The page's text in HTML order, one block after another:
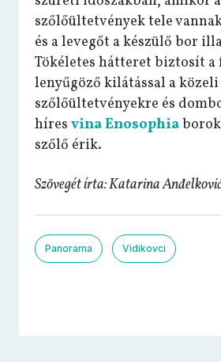
szőlőültetvények tele
és a levegőt a készülő bor
Tökéletes hátteret biztosít a
lenyűgöző kilátással a közeli
szőlőültetvényekre és
híres vina Enosophia
szőlő érik.
Szövegét írta: Katarina
Panorama Vidikovci